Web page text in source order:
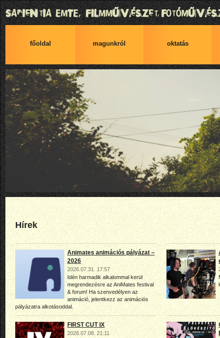
főoldal magunkról oktatás
Hírek
Animates animációs pályázat –
2026
2026.07.31. 17:57
Idén harmadik alkalommal kerül
megrendezésre az AniMates festival
& forum! Ha szenvedélyen az
animáció, jelentkezz az animációs
pályázatra alkotásoddal.
FIRST CUT IX
2026.07.08. 21:11